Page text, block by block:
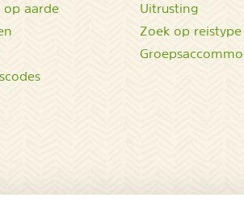
op aarde
Uitrusting
Zoek op reistype